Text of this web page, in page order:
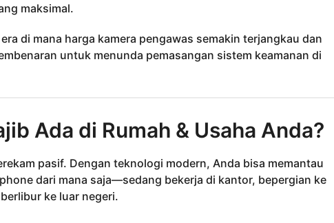
maksimal.
di mana harga kamera pengawas semakin terjangkau dan
untuk menunda pemasangan sistem keamanan di
Ada di Rumah & Usaha Anda?
pasif. Dengan teknologi modern, Anda bisa memantau
dari mana saja—sedang bekerja di kantor, bepergian ke
ke luar negeri.